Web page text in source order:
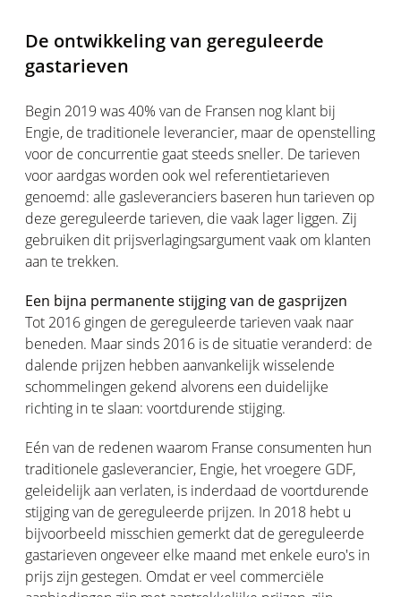
De ontwikkeling van gereguleerde
gastarieven
Begin 2019 was 40% van de Fransen nog klant bij
Engie, de traditionele leverancier, maar de openstelling
voor de concurrentie gaat steeds sneller. De tarieven
voor aardgas worden ook wel referentietarieven
genoemd: alle gasleveranciers baseren hun tarieven op
deze gereguleerde tarieven, die vaak lager liggen. Zij
gebruiken dit prijsverlagingsargument vaak om klanten
aan te trekken.
Een bijna permanente stijging van de gasprijzen
Tot 2016 gingen de gereguleerde tarieven vaak naar
beneden. Maar sinds 2016 is de situatie veranderd: de
dalende prijzen hebben aanvankelijk wisselende
schommelingen gekend alvorens een duidelijke
richting in te slaan: voortdurende stijging.
Eén van de redenen waarom Franse consumenten hun
traditionele gasleverancier, Engie, het vroegere GDF,
geleidelijk aan verlaten, is inderdaad de voortdurende
stijging van de gereguleerde prijzen. In 2018 hebt u
bijvoorbeeld misschien gemerkt dat de gereguleerde
gastarieven ongeveer elke maand met enkele euro's in
prijs zijn gestegen. Omdat er veel commerciële